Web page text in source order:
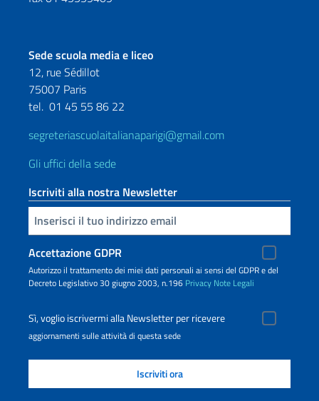
Sede scuola media e liceo
12, rue Sédillot
75007 Paris
tel. 01 45 55 86 22
segreteriascuolaitalianaparigi@gmail.com
Gli uffici della sede
Iscriviti alla nostra Newsletter
Inserisci la tua email
Accettazione GDPR
Autorizzo il trattamento dei miei dati personali ai sensi del GDPR e del
Decreto Legislativo 30 giugno 2003, n.196 Privacy Note Legali
Sì, voglio iscrivermi alla Newsletter per ricevere
aggiornamenti sulle attività di questa sede